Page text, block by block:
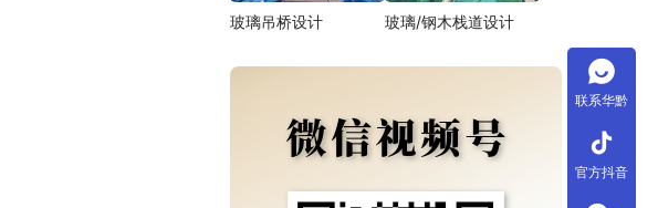
玻璃吊桥设计 玻璃/钢木栈道设计
联系华黔
tiktok
官方抖音